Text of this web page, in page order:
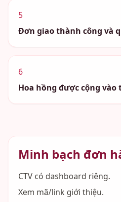
5
Đơn giao thành công và
6
Hoa hồng được cộng vào
Minh bạch đơn
CTV có dashboard riêng.
Xem mã/link giới thiệu.